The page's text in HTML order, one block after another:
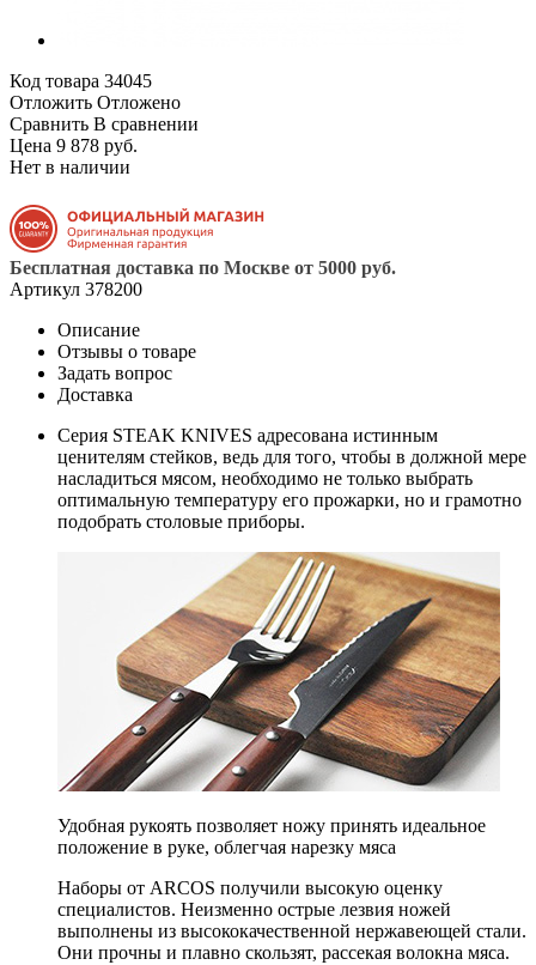
Код товара 34045
Отложить Отложено
Сравнить В сравнении
Цена 9 878 руб.
Нет в наличии
Бесплатная доставка по Москве от 5000 руб.
Артикул 378200
Описание
Отзывы о товаре
Задать вопрос
Доставка
Серия STEAK KNIVES адресована истинным
ценителям стейков, ведь для того, чтобы в должной мере
насладиться мясом, необходимо не только выбрать
оптимальную температуру его прожарки, но и грамотно
подобрать столовые приборы.
Удобная рукоять позволяет ножу принять идеальное
положение в руке, облегчая нарезку мяса
Наборы от ARCOS получили высокую оценку
специалистов. Неизменно острые лезвия ножей
выполнены из высококачественной нержавеющей стали.
Они прочны и плавно скользят, рассекая волокна мяса.